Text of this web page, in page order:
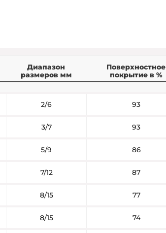
Диапазон
размеров мм
Поверхностное
покрытие в %
2/6 93
3/7 93
5/9 86
7/12 87
8/15 77
8/15 74